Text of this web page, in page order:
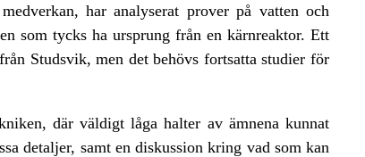
har analyserat prover på vatten och
som tycks ha ursprung från en kärnreaktor. Ett
Studsvik, men det behövs fortsatta studier för
där väldigt låga halter av ämnena kunnat
detaljer, samt en diskussion kring vad som kan